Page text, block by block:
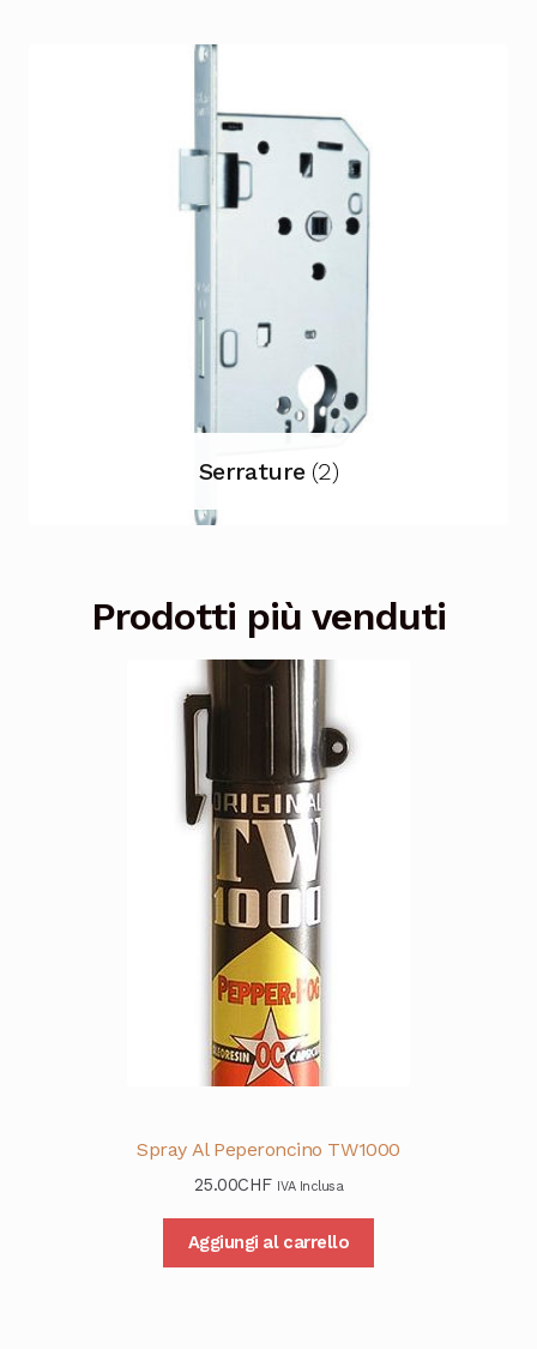
Serrature (2)
Prodotti più venduti
Spray Al Peperoncino TW1000
25.00CHF IVA Inclusa
Aggiungi al carrello